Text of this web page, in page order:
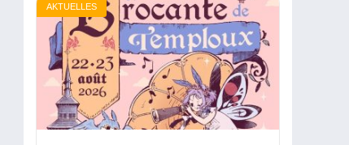
AKTUELLES